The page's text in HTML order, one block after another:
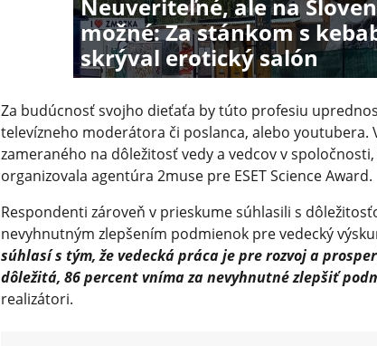
Neuveriteľné, ale na
možné: Za stánkom s
skrýval erotický salón
Za budúcnosť svojho dieťaťa by túto profesiu
televízneho moderátora či poslanca, alebo youtubera.
zameraného na dôležitosť vedy a vedcov v
organizovala agentúra 2muse pre ESET Science Award.
Respondenti zároveň v prieskume súhlasili s
nevyhnutným zlepšením podmienok pre vedecký
súhlasí s tým, že vedecká práca je pre rozvoj a
dôležitá, 86 percent vníma za nevyhnutné zlepšiť
realizátori.